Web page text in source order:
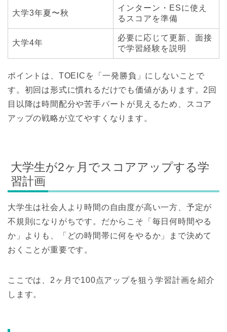
大学3年夏〜秋
インターン・ESに使え
るスコアを準備
大学4年
必要に応じて更新、面接
で学習経験を説明
ポイントは、TOEICを「一発勝負」にしないことで
す。初回は形式に慣れるだけでも価値があります。2回
目以降は時間配分や苦手パートが見えるため、スコア
アップの戦略が立てやすくなります。
大学生が2ヶ月でスコアアップする学
習計画
大学生は社会人より時間の自由度が高い一方、予定が
不規則になりがちです。だからこそ「毎日何時間やる
か」よりも、「どの時間帯に何をやるか」まで決めて
おくことが重要です。
ここでは、2ヶ月で100点アップを狙う学習計画を紹介
します。